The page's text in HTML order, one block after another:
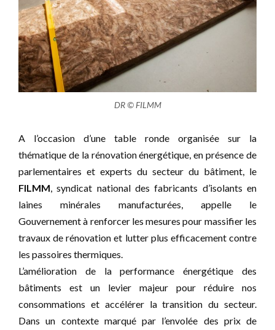
DR © FILMM
A l’occasion d’une table ronde organisée sur la
thématique de la rénovation énergétique, en présence de
parlementaires et experts du secteur du bâtiment, le
FILMM, syndicat national des fabricants d’isolants en
laines minérales manufacturées, appelle le
Gouvernement à renforcer les mesures pour massifier les
travaux de rénovation et lutter plus efficacement contre
les passoires thermiques.
L’amélioration de la performance énergétique des
bâtiments est un levier majeur pour réduire nos
consommations et accélérer la transition du secteur.
Dans un contexte marqué par l’envolée des prix de